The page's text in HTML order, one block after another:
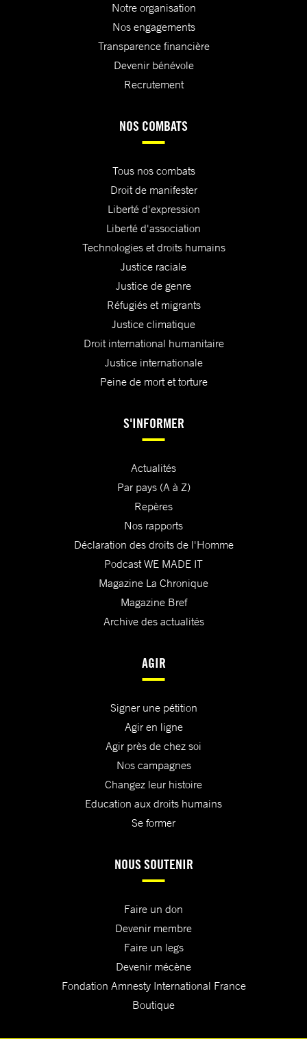
Notre organisation
Nos engagements
Transparence financière
Devenir bénévole
Recrutement
NOS COMBATS
Tous nos combats
Droit de manifester
Liberté d'expression
Liberté d'association
Technologies et droits humains
Justice raciale
Justice de genre
Réfugiés et migrants
Justice climatique
Droit international humanitaire
Justice internationale
Peine de mort et torture
S'INFORMER
Actualités
Par pays (A à Z)
Repères
Nos rapports
Déclaration des droits de l'Homme
Podcast WE MADE IT
Magazine La Chronique
Magazine Bref
Archive des actualités
AGIR
Signer une pétition
Agir en ligne
Agir près de chez soi
Nos campagnes
Changez leur histoire
Education aux droits humains
Se former
NOUS SOUTENIR
Faire un don
Devenir membre
Faire un legs
Devenir mécène
Fondation Amnesty International France
Boutique